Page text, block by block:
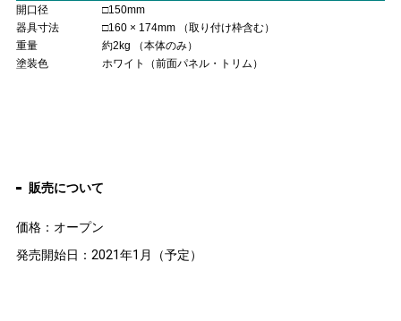
開口径
□150mm
器具寸法
□160 × 174mm （取り付け枠含む）
重量
約2kg （本体のみ）
塗装色
ホワイト（前面パネル・トリム）
販売について
価格：オープン
発売開始日：2021年1月（予定）